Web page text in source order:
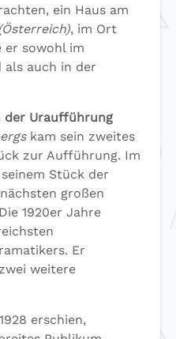
ein Haus am
, im Ort
er sowohl im
als auch in der
der Uraufführung
kam sein zweites
zur Aufführung. Im
Stück der
großen
1920er Jahre
Er
weitere
erschien,